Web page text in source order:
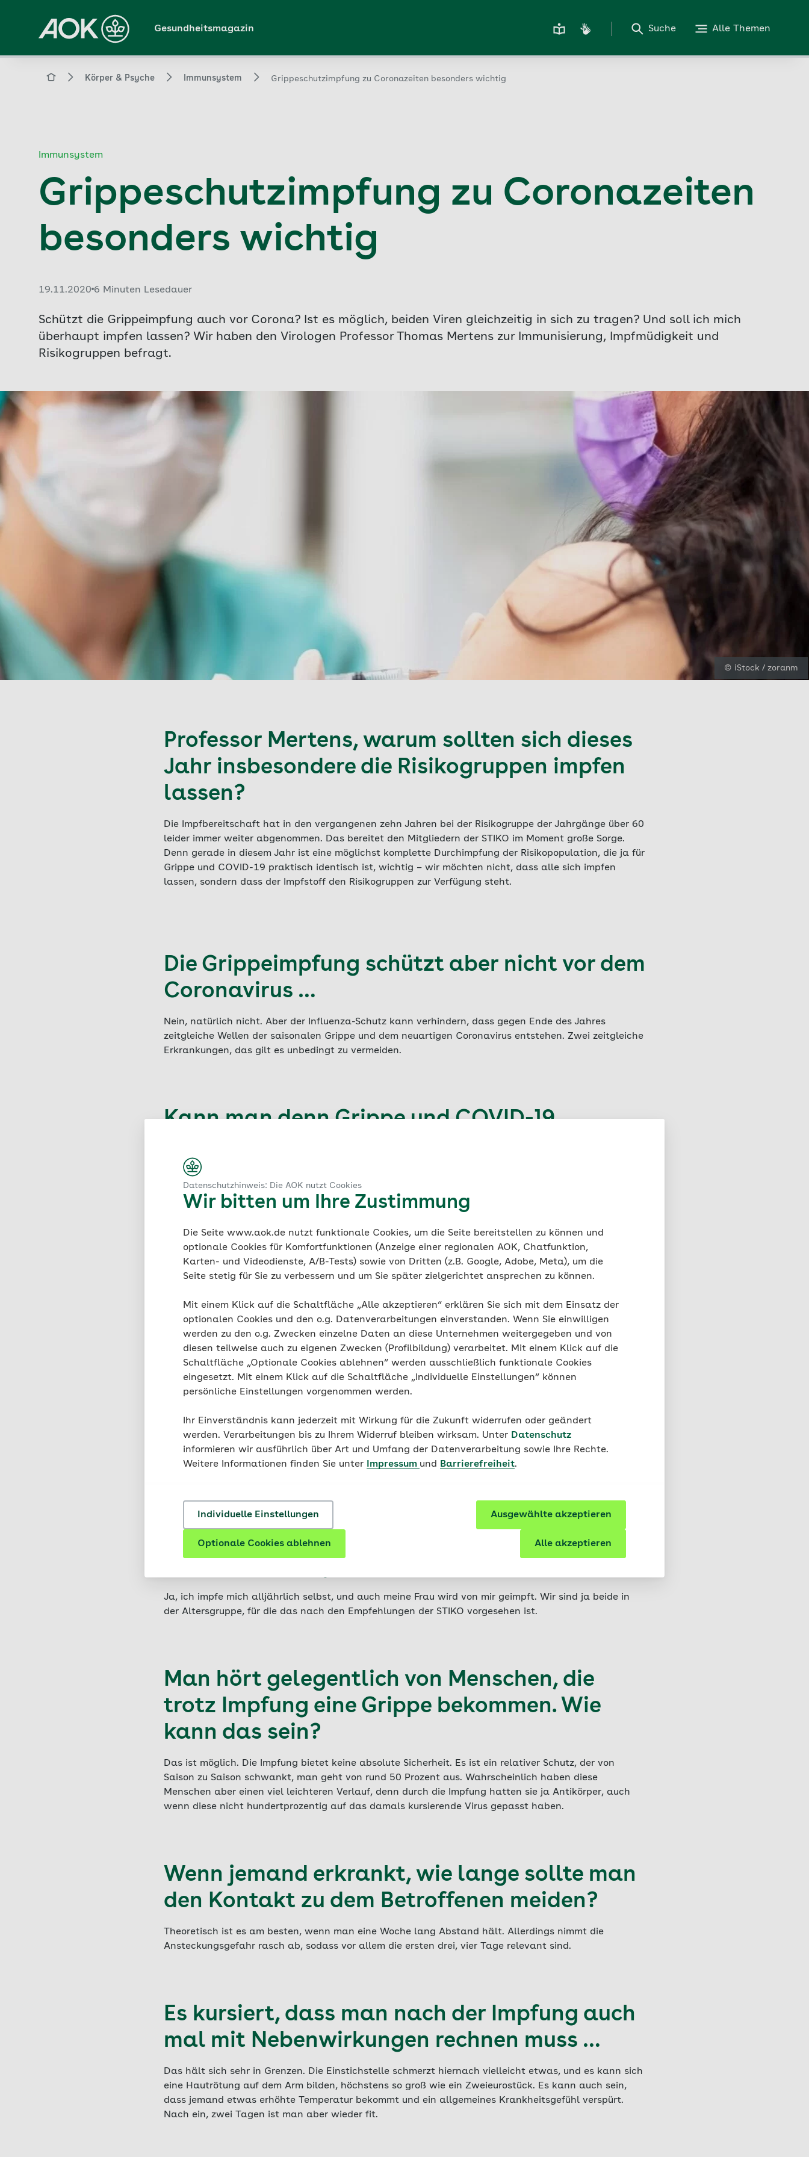
Datenschutzhinweis: Die AOK nutzt Cookies
Wir bitten um Ihre Zustimmung
Die Seite www.aok.de nutzt funktionale Cookies, um die Seite bereitstellen zu können und
optionale Cookies für Komfortfunktionen (Anzeige einer regionalen AOK, Chatfunktion,
Karten- und Videodienste, A/B-Tests) sowie von Dritten (z.B. Google, Adobe, Meta), um die
Seite stetig für Sie zu verbessern und um Sie später zielgerichtet ansprechen zu können.
Mit einem Klick auf die Schaltfläche „Alle akzeptieren“ erklären Sie sich mit dem Einsatz der
optionalen Cookies und den o.g. Datenverarbeitungen einverstanden. Wenn Sie einwilligen
werden zu den o.g. Zwecken einzelne Daten an diese Unternehmen weitergegeben und von
diesen teilweise auch zu eigenen Zwecken (Profilbildung) verarbeitet. Mit einem Klick auf die
Schaltfläche „Optionale Cookies ablehnen“ werden ausschließlich funktionale Cookies
eingesetzt. Mit einem Klick auf die Schaltfläche „Individuelle Einstellungen“ können
persönliche Einstellungen vorgenommen werden.
Ihr Einverständnis kann jederzeit mit Wirkung für die Zukunft widerrufen oder geändert
werden. Verarbeitungen bis zu Ihrem Widerruf bleiben wirksam. Unter Datenschutz
informieren wir ausführlich über Art und Umfang der Datenverarbeitung sowie Ihre Rechte.
Weitere Informationen finden Sie unter
Impressum und Barrierefreiheit.
Individuelle Einstellungen Ausgewählte akzeptieren
Optionale Cookies ablehnen Alle akzeptieren
Hauptinhalt
springen
Gesundheitsmagazin Suche Alle Themen
Magazin Körper & Psyche Immunsystem Grippeschutzimpfung zu Coronazeiten besonders wichtig
Immunsystem
Grippeschutzimpfung zu Coronazeiten
besonders wichtig
Veröffentlicht am:
19.11.2020 6 Minuten Lesedauer
Schützt die Grippeimpfung auch vor Corona? Ist es möglich, beiden Viren gleichzeitig in sich zu tragen? Und soll ich mich
überhaupt impfen lassen? Wir haben den Virologen Professor Thomas Mertens zur Immunisierung, Impfmüdigkeit und
Risikogruppen befragt.
© iStock / zoranm
Professor Mertens, warum sollten sich dieses
Jahr insbesondere die Risikogruppen impfen
lassen?
Die Impfbereitschaft hat in den vergangenen zehn Jahren bei der Risikogruppe der Jahrgänge über 60
leider immer weiter abgenommen. Das bereitet den Mitgliedern der STIKO im Moment große Sorge.
Denn gerade in diesem Jahr ist eine möglichst komplette Durchimpfung der Risikopopulation, die ja für
Grippe und COVID-19 praktisch identisch ist, wichtig – wir möchten nicht, dass alle sich impfen
lassen, sondern dass der Impfstoff den Risikogruppen zur Verfügung steht.
Die Grippeimpfung schützt aber nicht vor dem
Coronavirus …
Nein, natürlich nicht. Aber der Influenza-Schutz kann verhindern, dass gegen Ende des Jahres
zeitgleiche Wellen der saisonalen Grippe und dem neuartigen Coronavirus entstehen. Zwei zeitgleiche
Erkrankungen, das gilt es unbedingt zu vermeiden.
Kann man denn Grippe und COVID-19
Ja, das ist durchaus möglich.
Wann ist der richtige Zeitpunkt für die
Impfung?
Generell ab Oktober ist eine Impfung zu empfehlen, aber auch jetzt noch im November und Dezember
ist ein guter Zeitpunkt für die Impfung. Es braucht ja mindestens 14 Tage, bis der Impfstoff seine volle
Wirkung erreicht und der Geimpfte die maximale Menge an Antikörpern in sich trägt. Die Grippesaison
beginnt in Deutschland üblicherweise um den Jahreswechselherum, mit Höhepunkt im Januar,
Februar.
Und wenn so schnell kein Impf-Termin zu
bekommen ist?
jederzeit nachgeholt werden.
Ja, ich impfe mich alljährlich selbst, und auch meine Frau wird von mir geimpft. Wir sind ja beide in
der Altersgruppe, für die das nach den Empfehlungen der STIKO vorgesehen ist.
Man hört gelegentlich von Menschen, die
trotz Impfung eine Grippe bekommen. Wie
kann das sein?
Das ist möglich. Die Impfung bietet keine absolute Sicherheit. Es ist ein relativer Schutz, der von
Saison zu Saison schwankt, man geht von rund 50 Prozent aus. Wahrscheinlich haben diese
Menschen aber einen viel leichteren Verlauf, denn durch die Impfung hatten sie ja Antikörper, auch
wenn diese nicht hundertprozentig auf das damals kursierende Virus gepasst haben.
Wenn jemand erkrankt, wie lange sollte man
den Kontakt zu dem Betroffenen meiden?
Theoretisch ist es am besten, wenn man eine Woche lang Abstand hält. Allerdings nimmt die
Ansteckungsgefahr rasch ab, sodass vor allem die ersten drei, vier Tage relevant sind.
Es kursiert, dass man nach der Impfung auch
mal mit Nebenwirkungen rechnen muss …
Das hält sich sehr in Grenzen. Die Einstichstelle schmerzt hiernach vielleicht etwas, und es kann sich
eine Hautrötung auf dem Arm bilden, höchstens so groß wie ein Zweieurostück. Es kann auch sein,
dass jemand etwas erhöhte Temperatur bekommt und ein allgemeines Krankheitsgefühl verspürt.
Nach ein, zwei Tagen ist man aber wieder fit.